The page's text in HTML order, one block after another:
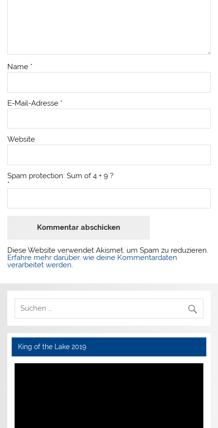
Name *
E-Mail-Adresse *
Website
Spam protection: Sum of 4 + 9 ?
*
Diese Website verwendet Akismet, um Spam zu reduzieren.
Erfahre mehr darüber, wie deine Kommentardaten
verarbeitet werden.
King of the Lake 2019
Video-